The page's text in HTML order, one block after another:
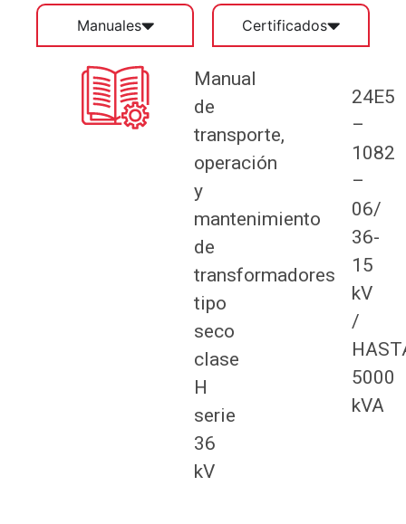
Manuales
Manual
de
transporte,
operación
y
mantenimiento
de
transformadores
tipo
seco
clase
H
serie
36
kV
Certificados
24E5
–
1082
–
06/
36-
15
kV
/
5000
kVA